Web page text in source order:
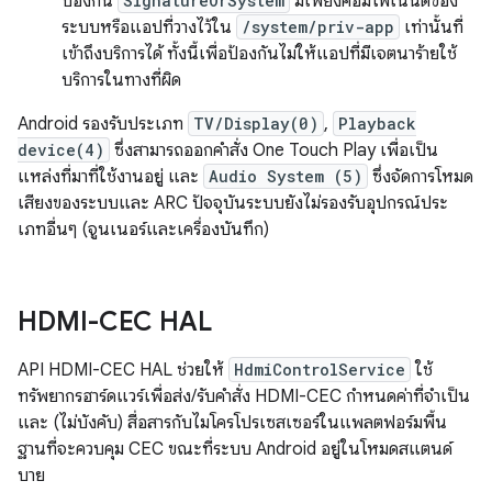
ระบบหรือแอปที่วางไว้ใน
/system/priv-app เท่านั้นที่
เข้าถึงบริการได้ ทั้งนี้เพื่อป้องกันไม่ให้แอปที่มีเจตนาร้ายใช้
บริการในทางที่ผิด
Android รองรับประเภท TV/Display(0) , Playback
device(4) ซึ่งสามารถออกคำสั่ง One Touch Play เพื่อเป็น
แหล่งที่มาที่ใช้งานอยู่ และ Audio System (5) ซึ่งจัดการโหมด
เสียงของระบบและ ARC ปัจจุบันระบบยังไม่รองรับอุปกรณ์ประ
เภทอื่นๆ (จูนเนอร์และเครื่องบันทึก)
HDMI-CEC HAL
API HDMI-CEC HAL ช่วยให้ HdmiControlService ใช้
ทรัพยากรฮาร์ดแวร์เพื่อส่ง/รับคำสั่ง HDMI-CEC กำหนดค่าที่จำเป็น
และ (ไม่บังคับ) สื่อสารกับไมโครโปรเซสเซอร์ในแพลตฟอร์มพื้น
ฐานที่จะควบคุม CEC ขณะที่ระบบ Android อยู่ในโหมดสแตนด์
บาย